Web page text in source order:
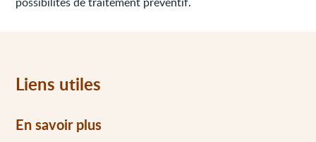
Liens utiles
En savoir plus